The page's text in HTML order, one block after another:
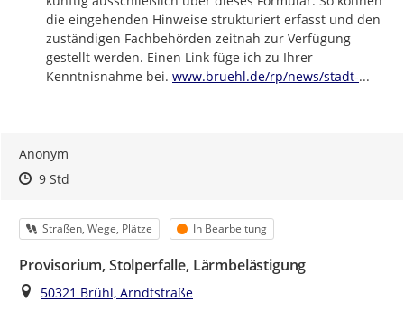
die eingehenden Hinweise strukturiert erfasst und den
zuständigen Fachbehörden zeitnah zur Verfügung
gestellt werden. Einen Link füge ich zu Ihrer
Kenntnisnahme bei. https://
www.bruehl.de/rp/news/stadt-...
Anonym
Zeitpunkt des Erstellens
Zeitpunkt des Erstellens
9 StdZur Äußerung
Kategorie
Straßen, Wege, Plätze Status
In Bearbeitung
Provisorium, Stolperfalle, Lärmbelästigung
Ort
50321 Brühl, Arndtstraße